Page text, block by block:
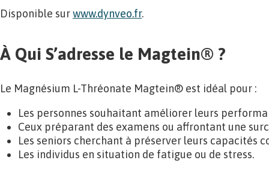
Disponible surwww.dynveo.fr.
À Qui S’adresse le Magtein® ?
Le Magnésium L-Thréonate Magtein® est idéal pour :
Les personnes souhaitant améliorer leurs
Ceux préparant des examens ou affrontant une
Les seniors cherchant à préserver leurs capacités
Les individus en situation de fatigue ou de stress.